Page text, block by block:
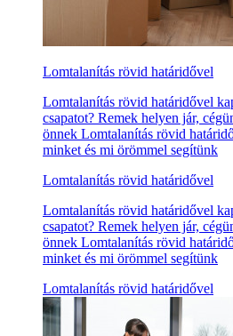
Lomtalanítás rövid határidővel
Lomtalanítás rövid határidővel
csapatot? Remek helyen jár,
önnek Lomtalanítás rövid
minket és mi örömmel segítünk
Lomtalanítás rövid határidővel
Lomtalanítás rövid határidővel
csapatot? Remek helyen jár,
önnek Lomtalanítás rövid
minket és mi örömmel segítünk
Lomtalanítás rövid határidővel